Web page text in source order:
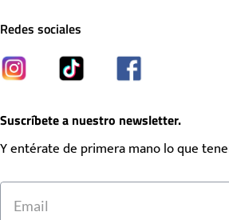
Redes sociales
Suscríbete a nuestro newsletter.
Y entérate de primera mano lo que